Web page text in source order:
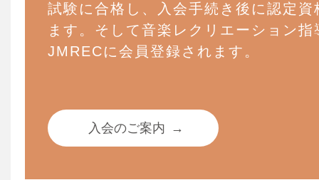
試験に合格し、入会手続き後に認定
ます。そして音楽レクリエーション
JMRECに会員登録されます。
入会のご案内 →